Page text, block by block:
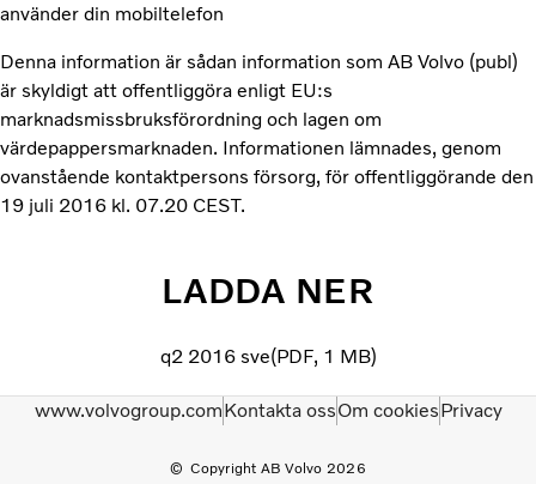
använder din mobiltelefon
Denna information är sådan information som AB Volvo (publ)
är skyldigt att offentliggöra enligt EU:s
marknadsmissbruksförordning och lagen om
värdepappersmarknaden. Informationen lämnades, genom
ovanstående kontaktpersons försorg, för offentliggörande den
19 juli 2016 kl. 07.20 CEST.
LADDA NER
q2 2016 sve PDF 1 MB
Copyright AB Volvo 2026
www.volvogroup.comKontakta ossOm cookiesPrivacy